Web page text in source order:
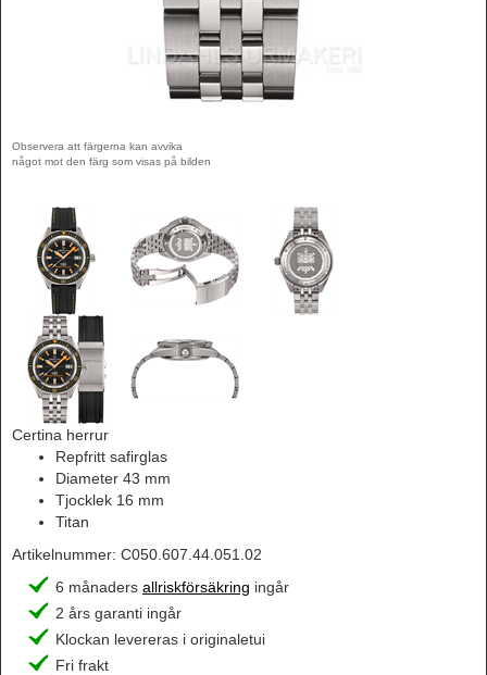
Observera att färgerna kan avvika
något mot den färg som visas på bilden
Certina herrur
Repfritt safirglas
Diameter 43 mm
Tjocklek 16 mm
Titan
Artikelnummer: C050.607.44.051.02
6 månaders allriskförsäkring ingår
2 års garanti ingår
Klockan levereras i originaletui
Fri frakt